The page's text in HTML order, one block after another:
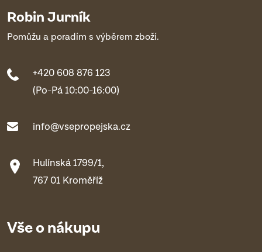
Robin Jurník
Pomůžu a poradím s výběrem zboží.
+420 608 876 123
(Po-Pá 10:00-16:00)
info@vsepropejska.cz
Hulínská 1799/1,
767 01 Kroměříž
Vše o nákupu